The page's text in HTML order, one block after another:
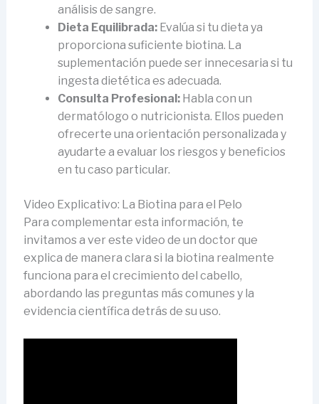
análisis de sangre.
Dieta Equilibrada:Evalúa si tu dieta ya
proporciona suficiente biotina. La
suplementación puede ser innecesaria si tu
ingesta dietética es adecuada.
Consulta Profesional:Habla con un
dermatólogo o nutricionista. Ellos pueden
ofrecerte una orientación personalizada y
ayudarte a evaluar los riesgos y beneficios
en tu caso particular.
Video Explicativo: La Biotina para el Pelo
Para complementar esta información, te
invitamos a ver este video de un doctor que
explica de manera clara si la biotina realmente
funciona para el crecimiento del cabello,
abordando las preguntas más comunes y la
evidencia científica detrás de su uso.